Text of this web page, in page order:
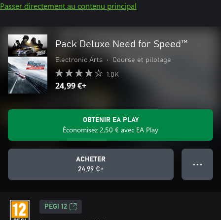
Passer directement au contenu principal
Pack Deluxe Need for Speed™
Electronic Arts • Course et pilotage
1.0K
24,99 €+
OBTENIR EA PLAY
Économisez 2,50 € avec EA Play
ACHETER
24,99 €+
● ● ●
PEGI 12